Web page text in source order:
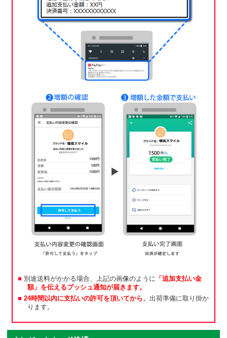
別途送料がかかる場合、上記の画像のように 「追加支払い金
額」を伝えるプッシュ通知が届きます。
24時間以内に支払いの許可を頂いてから、 出荷準備に取り掛か
ります。